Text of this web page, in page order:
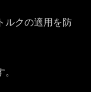
ルクの適用を防